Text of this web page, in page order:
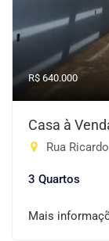
R$ 640.000
Casa à
Rua
3 Quartos
Mais